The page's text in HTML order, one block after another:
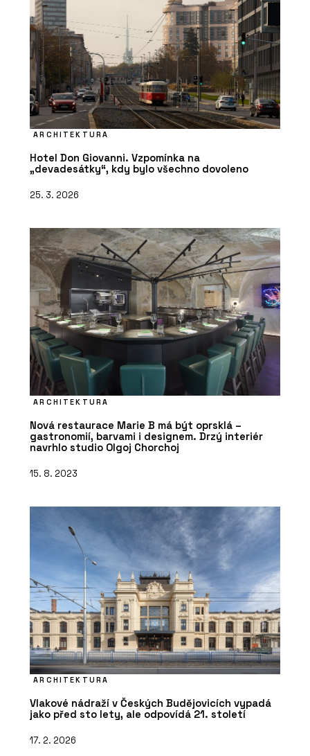
ARCHITEKTURA
Hotel Don Giovanni. Vzpomínka na
„devadesátky“, kdy bylo všechno dovoleno
25. 3. 2026
ARCHITEKTURA
Nová restaurace Marie B má být oprsklá –
gastronomií, barvami i designem. Drzý interiér
navrhlo studio Olgoj Chorchoj
15. 8. 2023
ARCHITEKTURA
Vlakové nádraží v Českých Budějovicích vypadá
jako před sto lety, ale odpovídá 21. století
17. 2. 2026